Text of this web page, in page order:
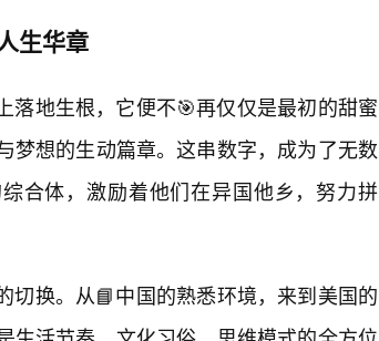
生华章
落地生根，它便不🎯再仅仅是最初的甜蜜
梦想的生动篇章。这串数字，成为了无数
合体，激励着他们在异国他乡，努力拼
切换。从📘中国的熟悉环境，来到美国的